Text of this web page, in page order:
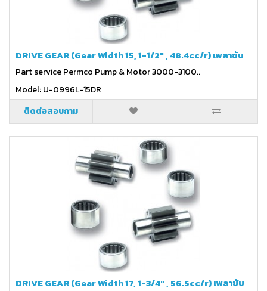
DRIVE GEAR (Gear Width 15, 1-1/2" , 48.4cc/r) เพลาขับ
Part service Permco Pump & Motor 3000-3100..
Model: U-0996L-15DR
ติดต่อสอบถาม
DRIVE GEAR (Gear Width 17, 1-3/4" , 56.5cc/r) เพลาขับ